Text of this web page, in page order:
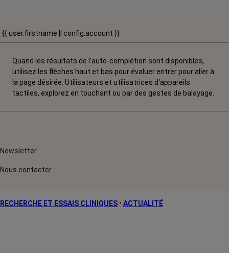
{{ user.firstname || config.account }}
Quand les résultats de l'auto-complétion sont disponibles,
utilisez les flèches haut et bas pour évaluer entrer pour aller à
la page désirée. Utilisateurs et utilisatrices d‘appareils
tactiles, explorez en touchant ou par des gestes de balayage.
Newsletter
Nous contacter
RECHERCHE ET ESSAIS CLINIQUES • ACTUALITÉ